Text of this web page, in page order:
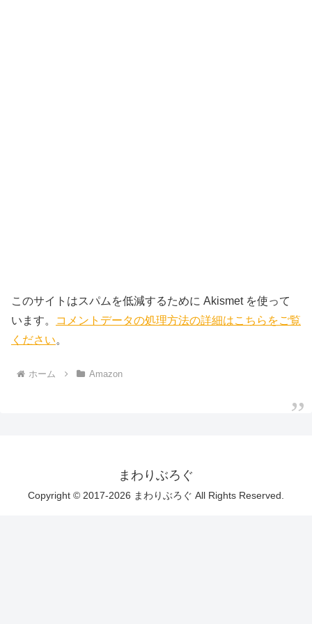
このサイトはスパムを低減するために Akismet を使って
います。
コメントデータの処理方法の詳細はこちらをご覧
ください。
ホーム Amazon
まわりぶろぐ
Copyright © 2017-2026 まわりぶろぐ All Rights Reserved.